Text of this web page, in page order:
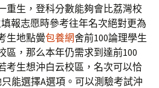
重生，登科分數能夠會比荔灣校
報志愿時參考往年名次絕對更為
生地點黌包養網舍前100論理學生
區，那么本年仍需求到達前100
考生想沖白云校區，名次可以恰
能選擇A選項。可以測驗考試沖